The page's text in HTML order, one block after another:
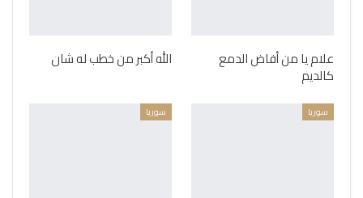
علام يا من أفاض الدمع
كالديم
الله أكبر من خطب له شان
سوريا سوريا